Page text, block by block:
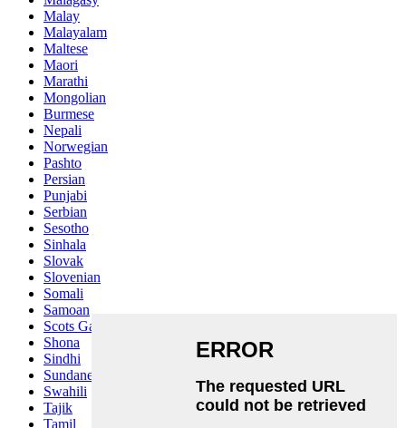
Malay
Malayalam
Maltese
Maori
Marathi
Mongolian
Burmese
Nepali
Norwegian
Pashto
Persian
Punjabi
Serbian
Sesotho
Sinhala
Slovak
Slovenian
Somali
Samoan
Scots Gaelic
Shona
Sindhi
Sundanese
Swahili
Tajik
Tamil